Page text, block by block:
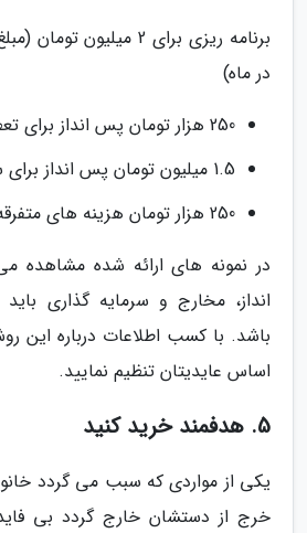
برنامه ریزی برای 2
در ماه)
250 هزار تومان پس انداز برای تعطیلات سالیانه
1.5 میلیون تومان پس انداز برای سرمایه گذاری
250 هزار تومان هزینه های متفرقه
در نمونه های ارائه شده مشاهده
انداز، مخارج و سرمایه گذاری
باشد. با کسب اطلاعات درباره این
اساس عایدیتان تنظیم نمایید.
5. هدفمند خرید کنید
یکی از مواردی که سبب می گردد
خرج از دستشان خارج گردد بی